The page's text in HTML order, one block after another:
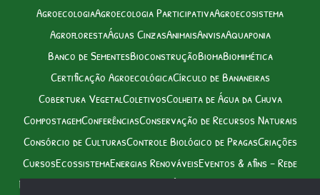
AgroecologiaAgroecologia ParticipativaAgroecosistema
AgroflorestaÁguas CinzasAnimaisAnvisaAquaponia
Banco de SementesBioconstruçãoBiomaBiomimética
Certificação AgroecológicaCírculo de Bananeiras
Cobertura VegetalColetivosColheita de Água da Chuva
CompostagemConferênciasConservação de Recursos Naturais
Consórcio de CulturasControle Biológico de PragasCriações
CursosEcossistemaEnergias RenováveisEventos & afins – Rede
FeirasFeiras AgroecológicasFeiras ÔrganicasFitoextraçãoHorta